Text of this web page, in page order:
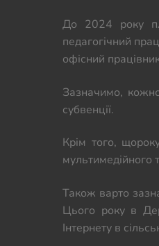
До 2024 року
педагогічний
офісний
Зазначимо,
субвенції.
Крім того,
мультимедійного
Також варто
Цього року в
Інтернету в